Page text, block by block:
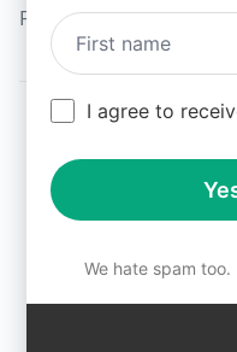
Faturalama Koşulları
All logos, trademarks,
property of
AIPRM and other
Unauthorized
I agree to
We hate spam